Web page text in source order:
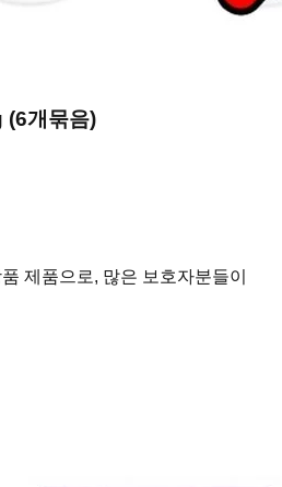
(6개묶음)
제품으로, 많은 보호자분들이